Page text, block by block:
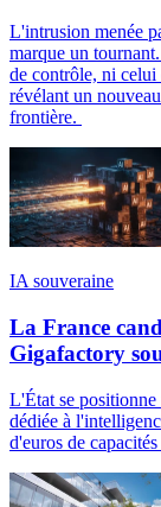
L'intrusion menée
marque un
de contrôle, ni celui
révélant un
frontière.
IA souveraine
La France
Gigafactory
L'État se
dédiée à
d'euros de